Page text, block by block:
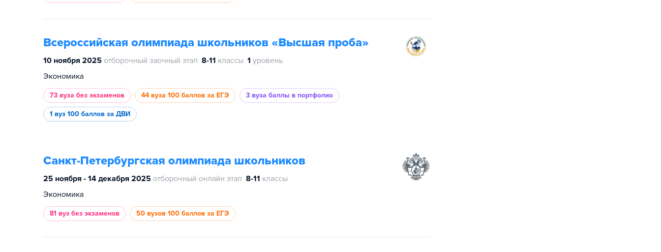
Всероссийская олимпиада школьников «Высшая проба»
10 ноября 2025 отборочный заочный этап 8-11 классы 1 уровень
Экономика
73 вуза без экзаменов 44 вуза 100 баллов за ЕГЭ 3 вуза баллы в портфолио
1 вуз 100 баллов за ДВИ
Санкт-Петербургская олимпиада школьников
25 ноября - 14 декабря 2025 отборочный онлайн этап 8-11 классы
Экономика
81 вуз без экзаменов 50 вузов 100 баллов за ЕГЭ